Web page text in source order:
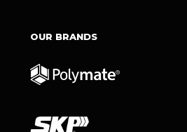
OUR BRANDS